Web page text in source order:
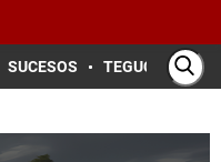
SUCESOS TEGUCIGALPA